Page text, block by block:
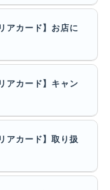
アカード】お店に
アカード】キャン
アカード】取り扱